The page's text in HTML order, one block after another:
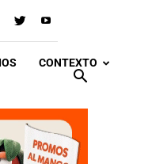
CONTEXTO